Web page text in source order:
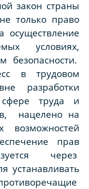
закон страны
только право
условиях,
безопасности.
в трудовом
разработки
труда и
нацелено на
возможностей
прав
через
устанавливать